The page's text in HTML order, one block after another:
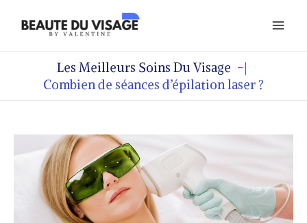
Les Meilleurs Soins Du Visage
Combien de séances d’épilation laser ?
des